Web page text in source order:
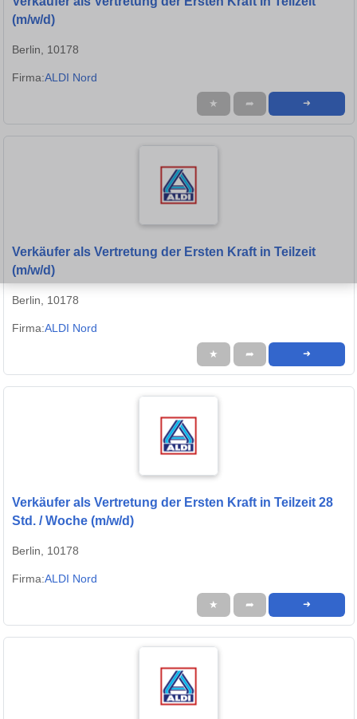
(m/w/d)
Berlin, 10178
Firma:ALDI Nord
★ ➦ ➜
Verkäufer als Vertretung der Ersten Kraft in Teilzeit
(m/w/d)
Berlin, 10178
Firma:ALDI Nord
★ ➦ ➜
Verkäufer als Vertretung der Ersten Kraft in Teilzeit 28
Std. / Woche (m/w/d)
Berlin, 10178
Firma:ALDI Nord
★ ➦ ➜